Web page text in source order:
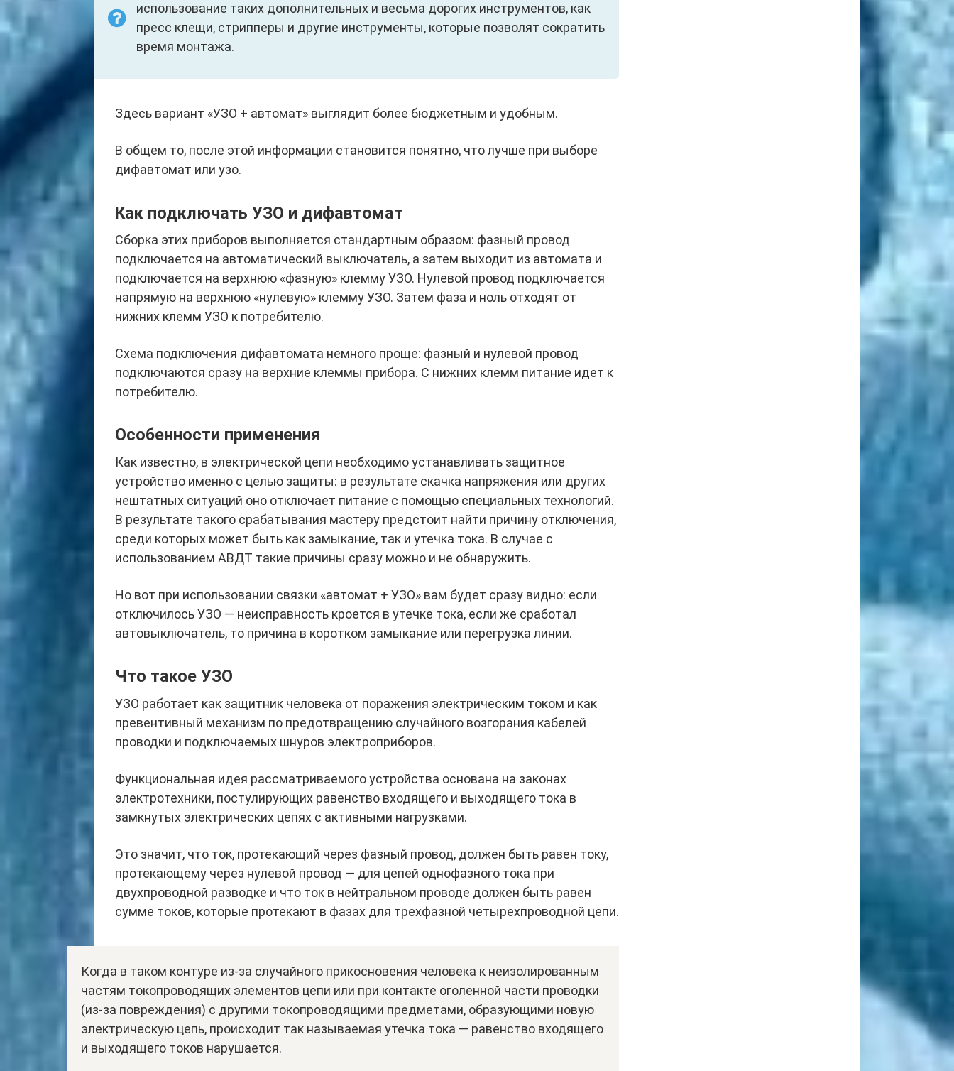
использование таких дополнительных и весьма дорогих инструментов, как
пресс клещи, стрипперы и другие инструменты, которые позволят сократить
время монтажа.
Здесь вариант «УЗО + автомат» выглядит более бюджетным и удобным.
В общем то, после этой информации становится понятно, что лучше при выборе
дифавтомат или узо.
Как подключать УЗО и дифавтомат
Сборка этих приборов выполняется стандартным образом: фазный провод
подключается на автоматический выключатель, а затем выходит из автомата и
подключается на верхнюю «фазную» клемму УЗО. Нулевой провод подключается
напрямую на верхнюю «нулевую» клемму УЗО. Затем фаза и ноль отходят от
нижних клемм УЗО к потребителю.
Схема подключения дифавтомата немного проще: фазный и нулевой провод
подключаются сразу на верхние клеммы прибора. С нижних клемм питание идет к
потребителю.
Особенности применения
Как известно, в электрической цепи необходимо устанавливать защитное
устройство именно с целью защиты: в результате скачка напряжения или других
нештатных ситуаций оно отключает питание с помощью специальных технологий.
В результате такого срабатывания мастеру предстоит найти причину отключения,
среди которых может быть как замыкание, так и утечка тока. В случае с
использованием АВДТ такие причины сразу можно и не обнаружить.
Но вот при использовании связки «автомат + УЗО» вам будет сразу видно: если
отключилось УЗО — неисправность кроется в утечке тока, если же сработал
автовыключатель, то причина в коротком замыкание или перегрузка линии.
Что такое УЗО
УЗО работает как защитник человека от поражения электрическим током и как
превентивный механизм по предотвращению случайного возгорания кабелей
проводки и подключаемых шнуров электроприборов.
Функциональная идея рассматриваемого устройства основана на законах
электротехники, постулирующих равенство входящего и выходящего тока в
замкнутых электрических цепях с активными нагрузками.
Это значит, что ток, протекающий через фазный провод, должен быть равен току,
протекающему через нулевой провод — для цепей однофазного тока при
двухпроводной разводке и что ток в нейтральном проводе должен быть равен
сумме токов, которые протекают в фазах для трехфазной четырехпроводной цепи.
Когда в таком контуре из-за случайного прикосновения человека к неизолированным
частям токопроводящих элементов цепи или при контакте оголенной части проводки
(из-за повреждения) с другими токопроводящими предметами, образующими новую
электрическую цепь, происходит так называемая утечка тока — равенство входящего
и выходящего токов нарушается.